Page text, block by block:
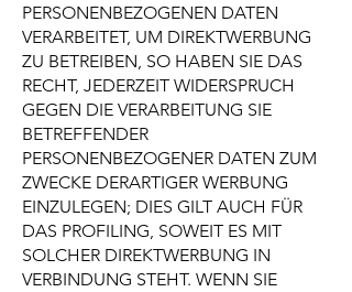
PERSONENBEZOGENEN DATEN
VERARBEITET, UM DIREKTWERBUNG
ZU BETREIBEN, SO HABEN SIE DAS
RECHT, JEDERZEIT WIDERSPRUCH
GEGEN DIE VERARBEITUNG SIE
BETREFFENDER
PERSONENBEZOGENER DATEN ZUM
ZWECKE DERARTIGER WERBUNG
EINZULEGEN; DIES GILT AUCH FÜR
DAS PROFILING, SOWEIT ES MIT
SOLCHER DIREKTWERBUNG IN
VERBINDUNG STEHT. WENN SIE